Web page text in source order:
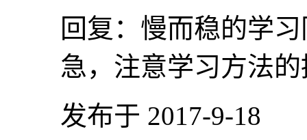
回复： 慢而稳的学
急，注意学习方法
发布于 2017-9-18